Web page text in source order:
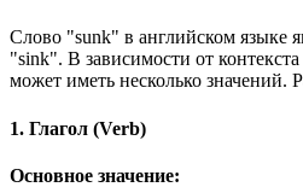
Слово "sunk" в английском языке
"sink". В зависимости от
может иметь несколько значений.
1. Глагол (Verb)
Основное значение: